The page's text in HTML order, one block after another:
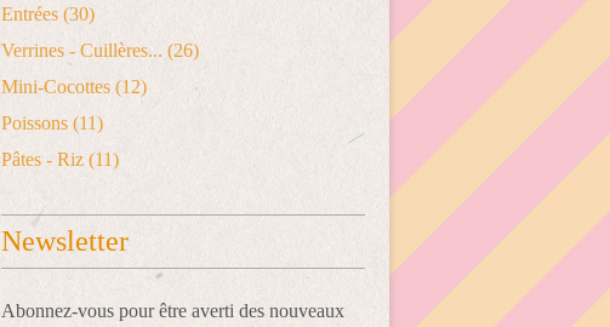
Entrées (30)
Verrines - Cuillères... (26)
Mini-Cocottes (12)
Poissons (11)
Pâtes - Riz (11)
Newsletter
Abonnez-vous pour être averti des nouveaux